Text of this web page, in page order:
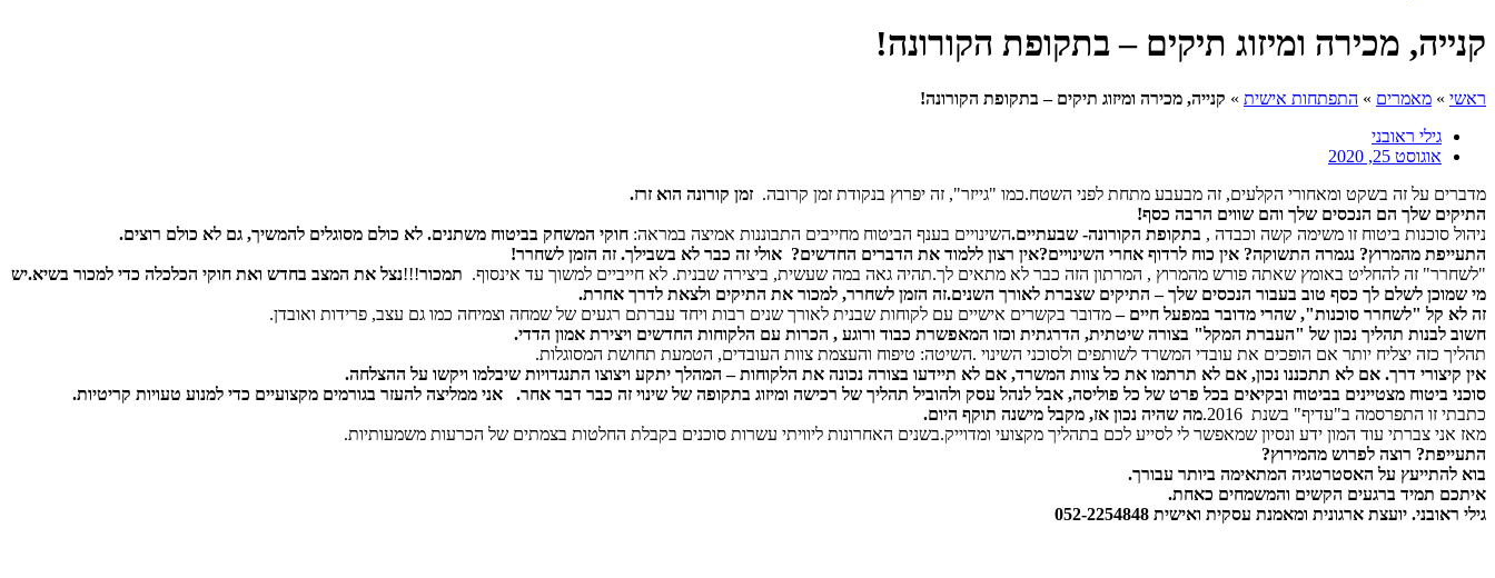
קנייה, מכירה ומיזוג תיקים – בתקופת הקורונה!
ראשי » מאמרים » התפתחות אישית » קנייה, מכירה ומיזוג תיקים – בתקופת הקורונה!
גילי ראובני
אוגוסט 25, 2020
מדברים על זה בשקט ומאחורי הקלעים, זה מבעבע מתחת לפני השטח.כמו "גייזר", זה יפרוץ בנקודת זמן קרובה. זמן קורונה הוא זרז.
התיקים שלך הם הנכסים שלך והם שווים הרבה כסף!
ניהול סוכנות ביטוח זו משימה קשה וכבדה , בתקופת הקורונה- שבעתיים.השינויים בענף הביטוח מחייבים התבוננות אמיצה במראה: חוקי המשחק בביטוח משתנים. לא כולם מסוגלים להמשיך, גם לא כולם רוצים.
התעייפת מהמרוץ? נגמרה התשוקה? אין כוח לרדוף אחרי השינויים?אין רצון ללמוד את הדברים החדשים? אולי זה כבר לא בשבילך. זה הזמן לשחרר!
"לשחרר" זה להחליט באומץ שאתה פורש מהמרוץ , המרתון הזה כבר לא מתאים לך.תהיה גאה במה שעשית, ביצירה שבנית. לא חייביים למשוך עד אינסוף. תמכור!!!נצל את המצב בחדש ואת חוקי הכלכלה כדי למכור בשיא.יש
מי שמוכן לשלם לך כסף טוב בעבור הנכסים שלך – התיקים שצברת לאורך השנים.זה הזמן לשחרר, למכור את התיקים ולצאת לדרך אחרת.
זה לא קל "לשחרר סוכנות", שהרי מדובר במפעל חיים –מדובר בקשרים אישיים עם לקוחות שבנית לאורך שנים רבות ויחד עברתם רגעים של שמחה וצמיחה כמו גם עצב, פרידות ואובדן.
חשוב לבנות תהליך נכון של "העברת המקל" בצורה שיטתית, הדרגתית וכזו המאפשרת כבוד ורוגע , הכרות עם הלקוחות החדשים ויצירת אמון הדדי.
תהליך כזה יצליח יותר אם הופכים את עובדי המשרד לשותפים ולסוכני השינוי .השיטה: טיפוח והעצמת צוות העובדים, הטמעת תחושת המסוגלות.
אין קיצורי דרך. אם לא תתכננו נכון, אם לא תרתמו את כל צוות המשרד, אם לא תיידעו בצורה נכונה את הלקוחות – המהלך יתקע ויצוצו התנגדויות שיבלמו ויקשו על ההצלחה.
סוכני ביטוח מצטיינים בביטוח ובקיאים בכל פרט של כל פוליסה, אבל לנהל עסק ולהוביל תהליך של רכישה ומיזוג בתקופה של שינוי זה כבר דבר אחר. אני ממליצה להעזר בגורמים מקצועיים כדי למנוע טעויות קריטיות.
כתבתי זו התפרסמה ב"עדיף" בשנת 2016.
מה שהיה נכון אז, מקבל מישנה תוקף היום.
מאז אני צברתי עוד המון ידע ונסיון שמאפשר לי לסייע לכם בתהליך מקצועי ומדוייק.בשנים האחרונות ליוויתי עשרות סוכנים בקבלת החלטות בצמתים של הכרעות משמעותיות.
התעייפת? רוצה לפרוש מהמירוץ?
בוא להתייעץ על האסטרטגיה המתאימה ביותר עבורך.
איתכם תמיד ברגעים הקשים והמשמחים כאחת.
גילי ראובני. יועצת ארגונית ומאמנת עסקית ואישית 052-2254848